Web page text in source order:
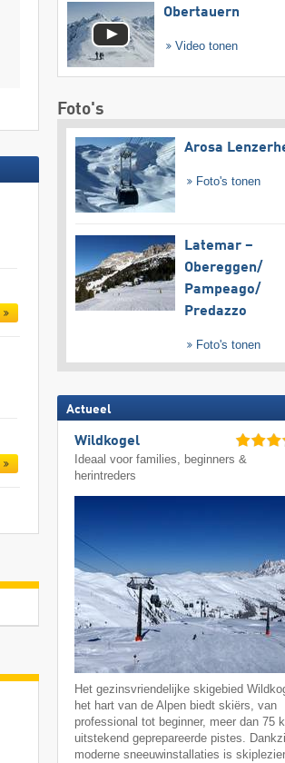
Obertauern
Video tonen
Foto's
Arosa
Foto's tonen
Latemar –
Obereggen/​
Pampeago/​
Predazzo
Foto's tonen
Actueel
Wildkogel
Ideaal voor families, beginners &
herintreders
Het gezinsvriendelijke skigebied
het hart van de Alpen biedt skiërs, van
professional tot beginner, meer dan 75
uitstekend geprepareerde pistes.
moderne sneeuwinstallaties is